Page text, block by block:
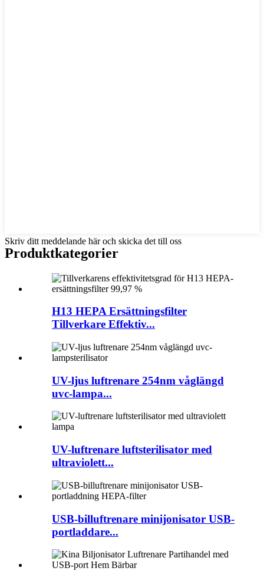
Skriv ditt meddelande här och skicka det till oss
Produktkategorier
H13 HEPA Ersättningsfilter
Tillverkare Effektiv...
UV-ljus luftrenare 254nm våglängd
uvc-lampa...
UV-luftrenare luftsterilisator med
ultraviolett...
USB-billuftrenare minijonisator USB-
portladdare...